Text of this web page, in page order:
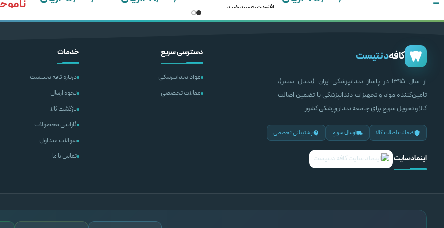
–
۲۶۹,۰۰۰,۰۰۰ریال
افزودن به سبد خرید
کافهدنتیست
از سال ۱۳۹۵ در پاساژ دندانپزشکی ایران (دنتال سنتر)،
تامین‌کننده مواد و تجهیزات دندانپزشکی با تضمین اصالت
کالا و تحویل سریع برای جامعه دندان‌پزشکی کشور.
ضمانت اصالت کالا ارسال سریع پشتیبانی تخصصی
اینماد سایت
دسترسی سریع
مواد دندانپزشکی
مقالات تخصصی
خدمات
درباره کافه دنتیست
نحوه ارسال
بازگشت کالا
گارانتی محصولات
سوالات متداول
تماس با ما